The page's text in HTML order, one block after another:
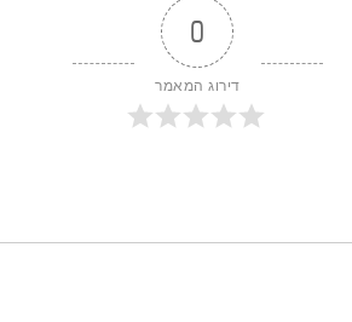
0
דירוג המאמר